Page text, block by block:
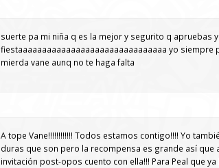
suerte pa mi niña q es la mejor y segurito q apruebas
fiestaaaaaaaaaaaaaaaaaaaaaaaaaaaaaaa yo
mierda vane aunq no te haga falta
A tope Vane!!!!!!!!!!!! Todos estamos contigo!!!! Yo
duras que son pero la recompensa es grande así que
invitación post-opos cuento con ella!!! Para Peal que